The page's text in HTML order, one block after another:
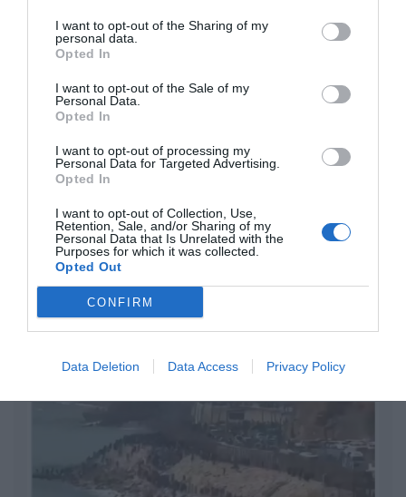
I want to opt-out of the Sharing of my
personal data.
Opted In
I want to opt-out of the Sale of my
Personal Data.
Opted In
I want to opt-out of processing my
Personal Data for Targeted Advertising.
Opted In
I want to opt-out of Collection, Use,
Retention, Sale, and/or Sharing of my
Personal Data that Is Unrelated with the
Purposes for which it was collected.
Opted Out
CONFIRM
Data Deletion Data Access Privacy Policy
Artículos anteriores
DIARIO DE LA CORRUPCIÓN SANCHISTA
Diario de la corrupción sanchista. Bolaños
se reunió en el año 2025 hasta seis veces
con Zapatero, mientras se desarrollaba la
investigación judicial sobre la aerolínea
Plus Ultra
por Redacción
Artículos anteriores
Opinión
Enormes minucias